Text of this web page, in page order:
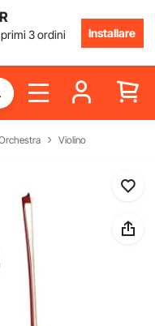
3 ordini
Installare
Violino